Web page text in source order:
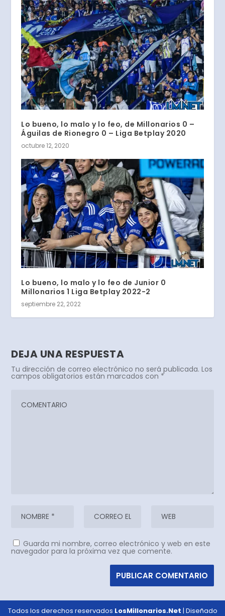
Lo bueno, lo malo y lo feo, de Millonarios 0 –
Águilas de Rionegro 0 – Liga Betplay 2020
octubre 12, 2020
Lo bueno, lo malo y lo feo de Junior 0
Millonarios 1 Liga Betplay 2022-2
septiembre 22, 2022
DEJA UNA RESPUESTA
Tu dirección de correo electrónico no será publicada. Los
campos obligatorios están marcados con *
Guarda mi nombre, correo electrónico y web en este
navegador para la próxima vez que comente.
Todos los derechos reservados LosMillonarios.Net | Diseñado